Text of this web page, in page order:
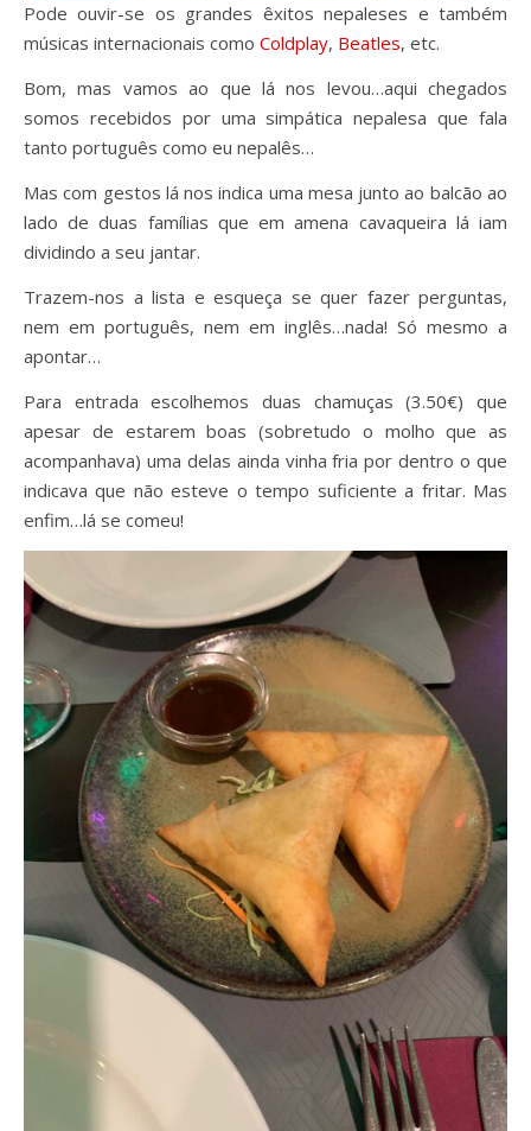
Pode ouvir-se os grandes êxitos nepaleses e também
músicas internacionais como Coldplay, Beatles, etc.
Bom, mas vamos ao que lá nos levou…aqui chegados
somos recebidos por uma simpática nepalesa que fala
tanto português como eu nepalês…
Mas com gestos lá nos indica uma mesa junto ao balcão ao
lado de duas famílias que em amena cavaqueira lá iam
dividindo a seu jantar.
Trazem-nos a lista e esqueça se quer fazer perguntas,
nem em português, nem em inglês…nada! Só mesmo a
apontar…
Para entrada escolhemos duas chamuças (3.50€) que
apesar de estarem boas (sobretudo o molho que as
acompanhava) uma delas ainda vinha fria por dentro o que
indicava que não esteve o tempo suficiente a fritar. Mas
enfim…lá se comeu!